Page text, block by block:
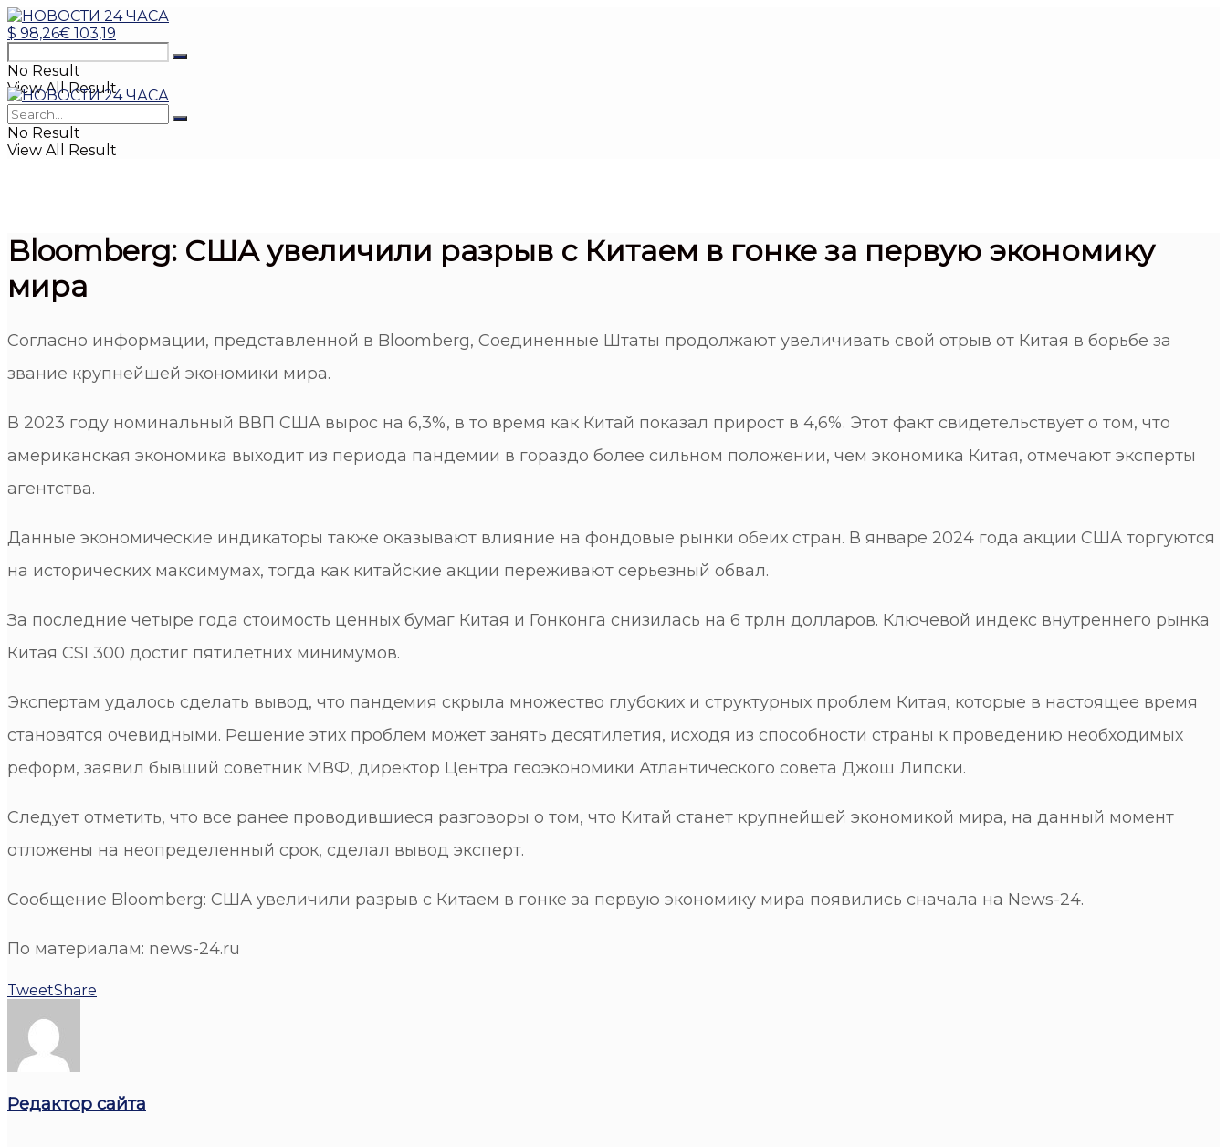
$ 98,26€ 103,19
No Result
View All Result
No Result
View All Result
Bloomberg: США увеличили разрыв с Китаем в гонке за первую экономику
мира
Согласно информации, представленной в Bloomberg, Соединенные Штаты продолжают увеличивать свой отрыв от Китая в борьбе за
звание крупнейшей экономики мира.
В 2023 году номинальный ВВП США вырос на 6,3%, в то время как Китай показал прирост в 4,6%. Этот факт свидетельствует о том, что
американская экономика выходит из периода пандемии в гораздо более сильном положении, чем экономика Китая, отмечают эксперты
агентства.
Данные экономические индикаторы также оказывают влияние на фондовые рынки обеих стран. В январе 2024 года акции США торгуются
на исторических максимумах, тогда как китайские акции переживают серьезный обвал.
За последние четыре года стоимость ценных бумаг Китая и Гонконга снизилась на 6 трлн долларов. Ключевой индекс внутреннего рынка
Китая CSI 300 достиг пятилетних минимумов.
Экспертам удалось сделать вывод, что пандемия скрыла множество глубоких и структурных проблем Китая, которые в настоящее время
становятся очевидными. Решение этих проблем может занять десятилетия, исходя из способности страны к проведению необходимых
реформ, заявил бывший советник МВФ, директор Центра геоэкономики Атлантического совета Джош Липски.
Следует отметить, что все ранее проводившиеся разговоры о том, что Китай станет крупнейшей экономикой мира, на данный момент
отложены на неопределенный срок, сделал вывод эксперт.
Сообщение Bloomberg: США увеличили разрыв с Китаем в гонке за первую экономику мира появились сначала на News-24.
По материалам: news-24.ru
TweetShare
Редактор сайта